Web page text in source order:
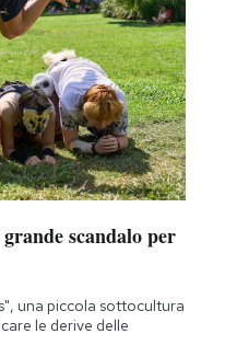
scandalo per
una piccola sottocultura
le derive delle